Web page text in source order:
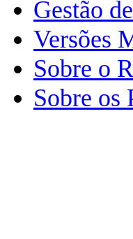
Gestão
Versões
Sobre o
Sobre os